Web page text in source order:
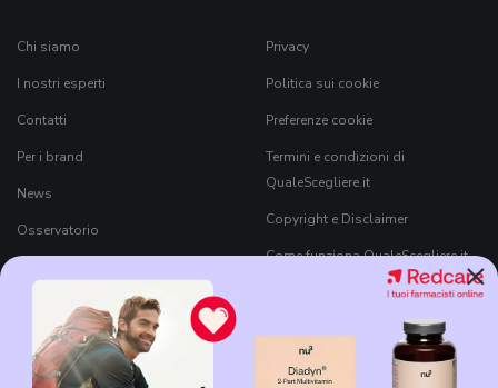
×
Chi siamo
I nostri esperti
Contatti
Per i brand
News
Osservatorio
Black Friday 2026
Privacy
Politica sui cookie
Preferenze cookie
Termini e condizioni di
QualeScegliere.it
Copyright e Disclaimer
Come funziona QualeScegliere.it